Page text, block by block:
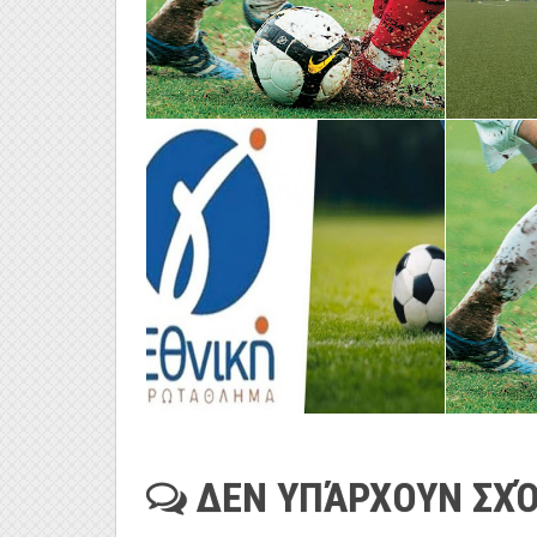
ΔΕΝ ΥΠΆΡΧΟΥΝ